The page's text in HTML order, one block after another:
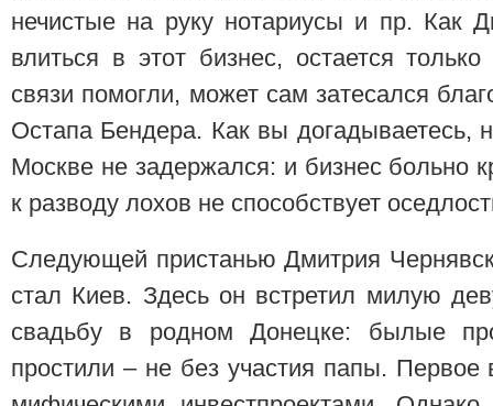
нечистые на руку нотариусы и пр. Как
влиться в этот бизнес, остается
связи помогли, может сам затесался
Остапа Бендера. Как вы догадываетесь,
Москве не задержался: и бизнес больно
к разводу лохов не способствует
Следующей пристанью Дмитрия
стал Киев. Здесь он встретил милую
свадьбу в родном Донецке: былые
простили – не без участия папы.